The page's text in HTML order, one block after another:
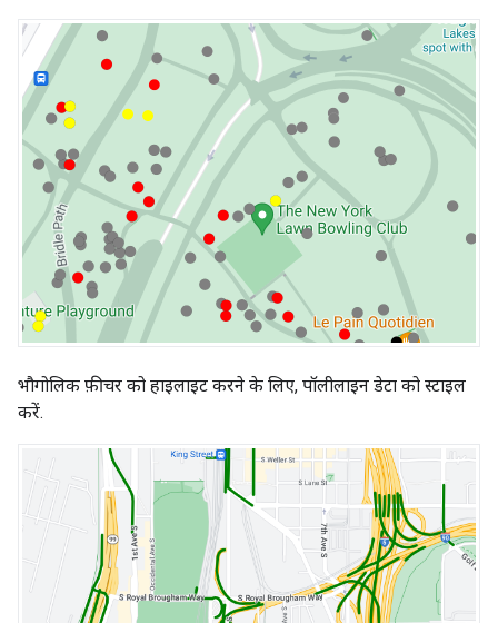
भौगोलिक फ़ीचर को हाइलाइट करने के लिए, पॉलीलाइन डेटा को स्टाइल
करें.